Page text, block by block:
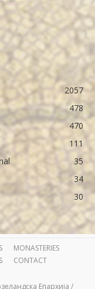
2057
478
470
111
35
34
30
MONASTERIES
CONTACT
Епархија /